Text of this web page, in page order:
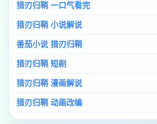
猎刃归鞘 一口气看完
猎刃归鞘 小说解说
番茄小说 猎刃归鞘
猎刃归鞘 短剧
猎刃归鞘 漫画解说
猎刃归鞘 动画改编